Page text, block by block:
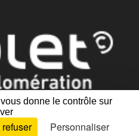
donne le contrôle sur
refuser Personnaliser
: partiellement conforme